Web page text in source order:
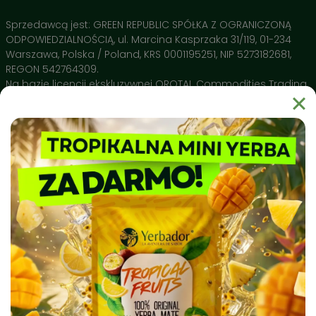
Yerba Mate (Czyste liście) 🍃 – Nasza baza i jedyny
składnik. Suszona wyłącznie gorącym powietrzem, co
gwarantuje brak dymnego posmaku i stabilne
pobudzenie bez obciążania żołądka.
– Dzięki rygorystycznej selekcji pijesz
czysty napar, który nie zatyka bombilli i oddaje 100%
swoich właściwości przy każdym zalaniu.
Naturalne Polifenole 🔬 – Wysokie stężenie
antyoksydantów potwierdzone przez Narodowy Instytut
Leków wspiera ochronę Twojego DNA i pomaga w
regeneracji organizmu.
Sprzedawcą jest: GREEN REPUBLIC SPÓŁKA Z OGRANICZONĄ
ODPOWIEDZIALNOŚCIĄ, ul. Marcina Kasprzaka 31/119, 01-234
Warszawa, Polska / Poland, KRS 0001195251, NIP 5273182681,
REGON 542764309.
Na bazie licencji ekskluzywnej OROTAL Commodities Trading
Dlaczego warto wybrać Yerbador?
Yerbador Mate to produkt natury uprawiany w regionie Rio
Grande do Sul i spełniający najsurowsze normy czystości
sanitarnej. Nasz surowiec badany jest pod kątem czystości
biochemicznej, a produkty takie jak naczynia ceramiczne
Matero by Yerbador Proeko 2.0 szkliwione są w Europie bez
kadmu, ołowiu i molibdenu, dając najwyższą możliwą w
Europie jakość, a także bezpieczeństwo stosowania.